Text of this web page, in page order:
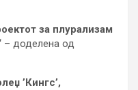
за плурализам
– доделена од
’Кингс’,